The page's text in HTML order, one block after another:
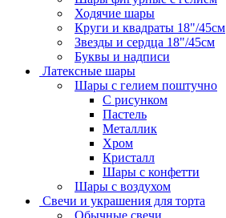
Ходячие шары
Круги и квадраты 18"/45см
Звезды и сердца 18"/45см
Буквы и надписи
Латексные шары
Шары с гелием поштучно
С рисунком
Пастель
Металлик
Хром
Кристалл
Шары с конфетти
Шары с воздухом
Свечи и украшения для торта
Обычные свечи